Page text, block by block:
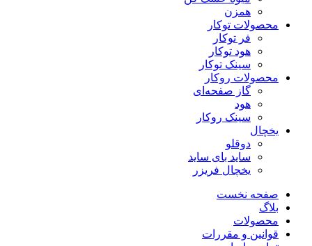
همزن
محصولات توکار
فر توکار
هود توکار
سینک توکار
محصولات روکار
گاز صفحه‌ای
هود
سینک روکار
یخچال
دوقلو
ساید بای ساید
یخچال فریزر
صفحه نخست
بلاگ
محصولات
قوانین و مقررات